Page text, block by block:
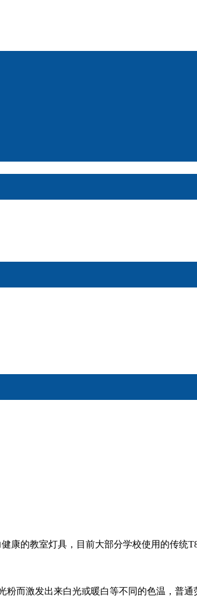
康的教室灯具，目前大部分学校使用的传统
而激发出来白光或暖白等不同的色温，普